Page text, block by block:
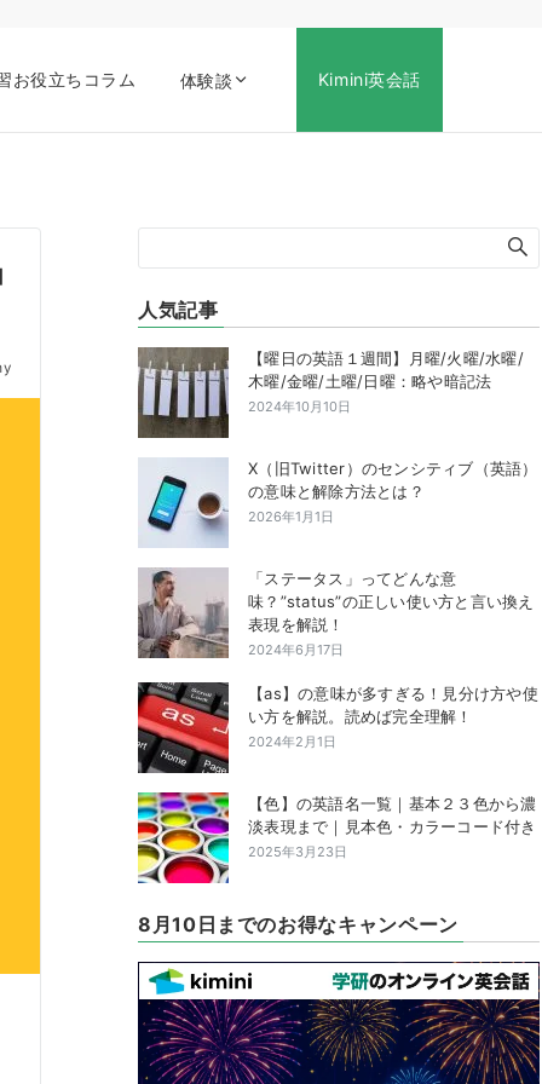
お役立ちコラム 体験談 Kimini英会話
人気記事
【曜日の英語１週間】月曜/火曜/水曜/
木曜/金曜/土曜/日曜：略や暗記法
2024年10月10日
X（旧Twitter）のセンシティブ（英語）
の意味と解除方法とは？
2026年1月1日
「ステータス」ってどんな意
味？”status”の正しい使い方と言い換え
表現を解説！
2024年6月17日
【as】の意味が多すぎる！見分け方や使
い方を解説。読めば完全理解！
2024年2月1日
【色】の英語名一覧｜基本２３色から濃
淡表現まで｜見本色・カラーコード付き
2025年3月23日
8月10日までのお得なキャンペーン